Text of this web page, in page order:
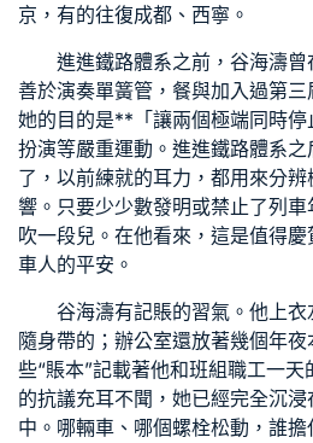
京，有的往復成都、西寧。
進進鐵路體系之前，谷海濤曾
善於演奏單簧管，餐與加入過第
她的目的是**「讓兩個極端同時
扮演等嚴重運動。進進鐵路體系
了，以前練就的耳力，都用來分
響。只要少少數發明或禁止了列
吹一段兒。在他看來，這是值得
車人的平安。
谷海濤有記賬的習氣。他上
隨身帶的；辦公室還放著幾個年
些“賬本”記載著他和班組職工一
的抗議充耳不聞，她已經完全沉
中。哪輛車、哪個螺栓松動，誰擔